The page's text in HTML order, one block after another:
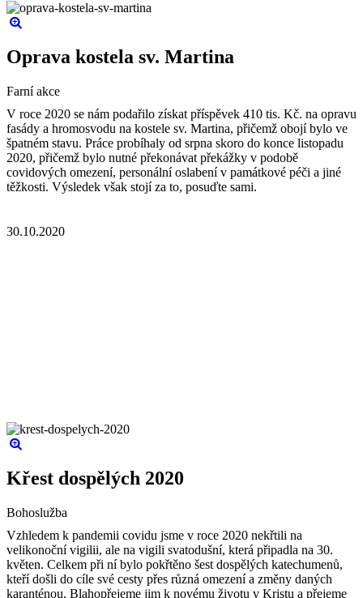
Oprava kostela sv. Martina
Farní akce
V roce 2020 se nám podařilo získat příspěvek 410 tis. Kč. na opravu
fasády a hromosvodu na kostele sv. Martina, přičemž obojí bylo ve
špatném stavu. Práce probíhaly od srpna skoro do konce listopadu
2020, přičemž bylo nutné překonávat překážky v podobě
covidových omezení, personální oslabení v památkové péči a jiné
těžkosti. Výsledek však stojí za to, posuďte sami.
30.10.2020
Křest dospělých 2020
Bohoslužba
Vzhledem k pandemii covidu jsme v roce 2020 nekřtili na
velikonoční vigilii, ale na vigili svatodušní, která připadla na 30.
květen. Celkem při ní bylo pokřtěno šest dospělých katechumenů,
kteří došli do cíle své cesty přes různá omezení a změny daných
karanténou. Blahopřejeme jim k novému životu v Kristu a přejeme